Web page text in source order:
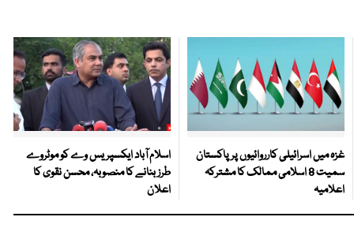
غزہ میں اسرائیلی کارروائیوں پر پاکستان
سمیت 8 اسلامی ممالک کا مشترکہ
اعلامیہ
اسلام آباد ایکسپریس وے کو موٹروے
طرز بنانے کا منصوبہ، محسن نقوی کا
اعلان